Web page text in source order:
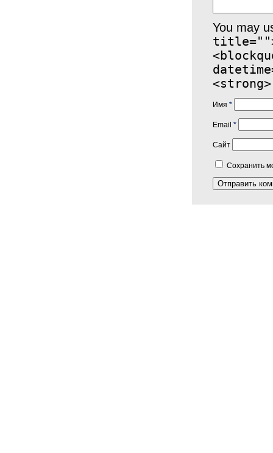
You may
<strong>
Имя *
Email *
Сайт
Сохранить